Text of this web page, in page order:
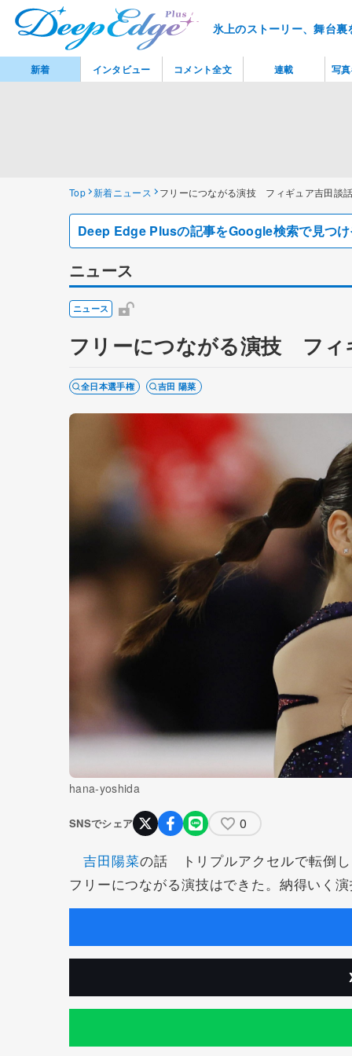
氷上のストーリー、舞台
Top 新着ニュース フリーにつながる演技 フィギュア吉田談
Deep Edge Plusの記事をGoogle検索で見つ
ニュース
ニュース
フリーにつながる演技 フィ
全日本選手権 吉田 陽菜
hana-yoshida
SNSでシェア 0
吉田陽菜の話 トリプルアクセルで転倒
フリーにつながる演技はできた。納得いく
新着 インタビュー コメント全文 連載 写